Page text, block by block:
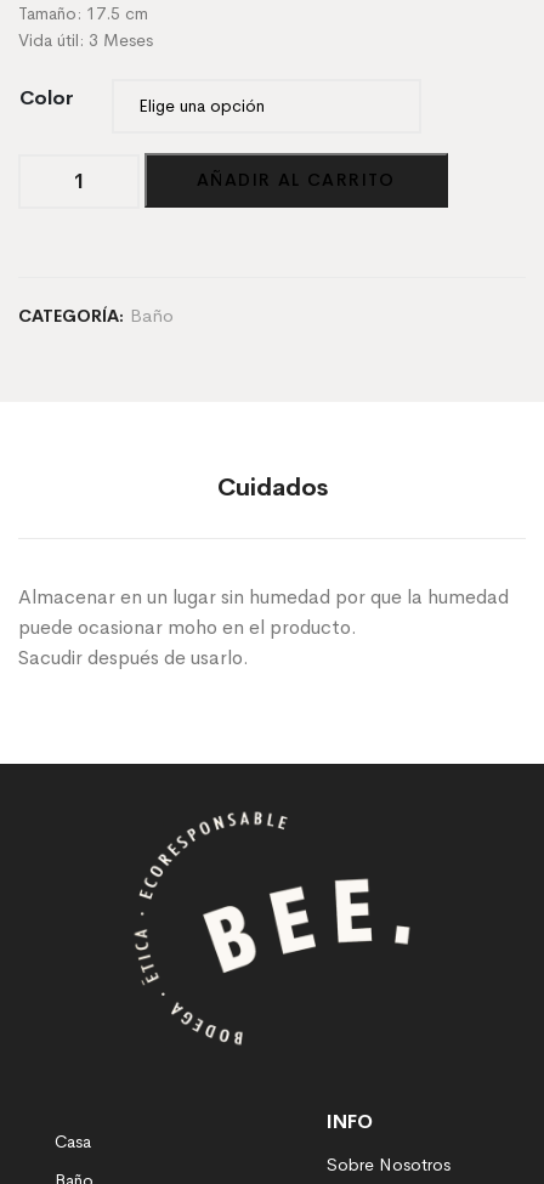
Tamaño: 17.5 cm
Vida útil: 3 Meses
Color
cantidad
AÑADIR AL CARRITO
CATEGORÍA: Baño
Cuidados
Almacenar en un lugar sin humedad por que la humedad
puede ocasionar moho en el producto.
Sacudir después de usarlo.
Casa
INFO
Sobre Nosotros